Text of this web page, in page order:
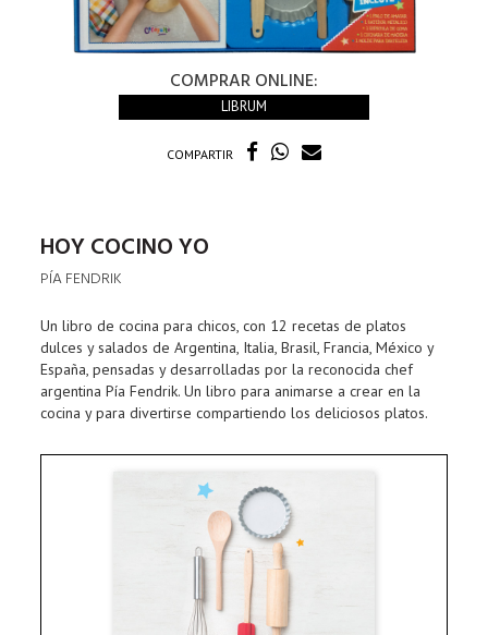
COMPRAR ONLINE:
LIBRUM
COMPARTIR
HOY COCINO YO
PÍA FENDRIK
Un libro de cocina para chicos, con 12 recetas de platos
dulces y salados de Argentina, Italia, Brasil, Francia, México y
España, pensadas y desarrolladas por la reconocida chef
argentina Pía Fendrik. Un libro para animarse a crear en la
cocina y para divertirse compartiendo los deliciosos platos.